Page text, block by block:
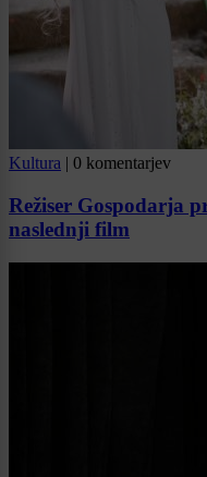
Kultura | 0 komentarjev
Režiser Gospodarja
naslednji film